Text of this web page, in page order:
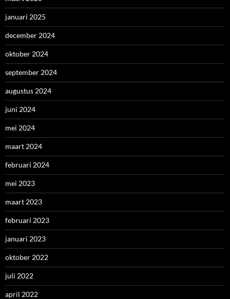
januari 2025
december 2024
oktober 2024
september 2024
augustus 2024
juni 2024
mei 2024
maart 2024
februari 2024
mei 2023
maart 2023
februari 2023
januari 2023
oktober 2022
juli 2022
april 2022